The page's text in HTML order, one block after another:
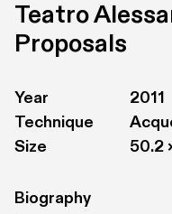
Teatro
Proposals
Year
2011
Technique
Size
50.2
Biography